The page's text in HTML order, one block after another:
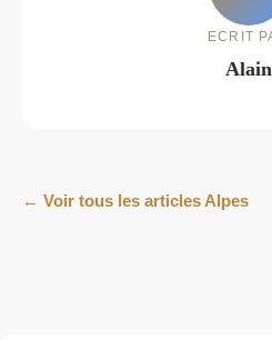
ECRIT
Alain
← Voir tous les articles Alpes